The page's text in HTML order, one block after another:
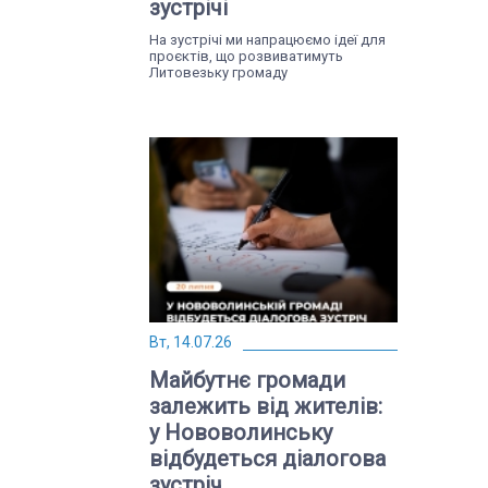
зустрічі
На зустрічі ми напрацюємо ідеї для
проєктів, що розвиватимуть
Литовезьку громаду
Вт, 14.07.26
Майбутнє громади
залежить від жителів:
у Нововолинську
відбудеться діалогова